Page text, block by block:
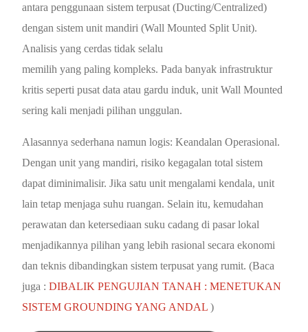
antara penggunaan sistem terpusat (Ducting/Centralized)
dengan sistem unit mandiri (Wall Mounted Split Unit).
Analisis yang cerdas tidak selalu
memilih yang paling kompleks. Pada banyak infrastruktur
kritis seperti pusat data atau gardu induk, unit Wall Mounted
sering kali menjadi pilihan unggulan.
Alasannya sederhana namun logis: Keandalan Operasional.
Dengan unit yang mandiri, risiko kegagalan total sistem
dapat diminimalisir. Jika satu unit mengalami kendala, unit
lain tetap menjaga suhu ruangan. Selain itu, kemudahan
perawatan dan ketersediaan suku cadang di pasar lokal
menjadikannya pilihan yang lebih rasional secara ekonomi
dan teknis dibandingkan sistem terpusat yang rumit. (Baca
juga :DIBALIK PENGUJIAN TANAH : MENETUKAN
SISTEM GROUNDING YANG ANDAL )